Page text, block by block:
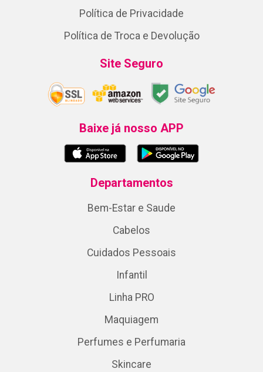
Política de Privacidade
Política de Troca e Devolução
Site Seguro
Baixe já nosso APP
Departamentos
Bem-Estar e Saude
Cabelos
Cuidados Pessoais
Infantil
Linha PRO
Maquiagem
Perfumes e Perfumaria
Skincare